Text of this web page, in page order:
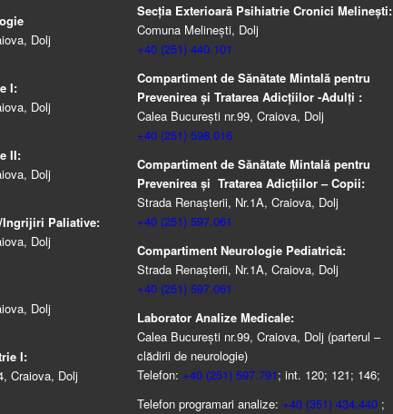
Dolj
I:
Dolj
II:
Dolj
Ingrijiri Paliative:
Dolj
Dolj
I:
Craiova, Dolj
Secția Exterioară Psihiatrie Cronici Melinești:
Comuna Melinești, Dolj
+40 (251) 440.101
Compartiment de Sănătate Mintală pentru
Prevenirea şi Tratarea Adicţiilor -Adulţi :
Calea București nr.99, Craiova, Dolj
+40 (251) 598.016
Compartiment de Sănătate Mintală pentru
Prevenirea şi Tratarea Adicţiilor – Copii:
Strada Renașterii, Nr.1A, Craiova, Dolj
+40 (251) 597.061
Compartiment Neurologie Pediatrică:
Strada Renaşterii, Nr.1A, Craiova, Dolj
+40 (251) 597.061
Laborator Analize Medicale:
Calea București nr.99, Craiova, Dolj (parterul –
clădirii de neurologie)
Telefon: +40 (251) 597.791; int. 120; 121; 146;
Telefon programari analize: +40 (351) 434.440;